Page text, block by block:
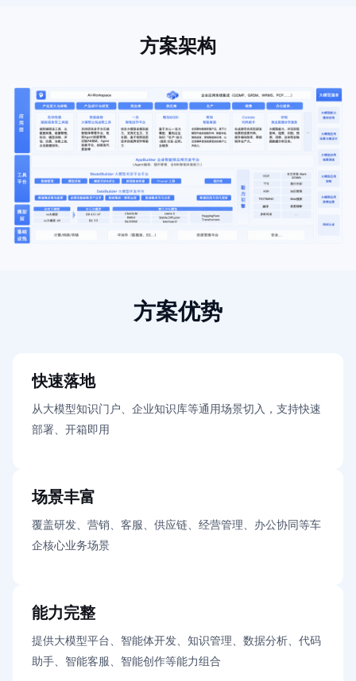
方案架构
方案优势
快速落地
从大模型知识门户、企业知识库等通用场景切入，支持快速
部署、开箱即用
场景丰富
覆盖研发、营销、客服、供应链、经营管理、办公协同等车
企核心业务场景
能力完整
提供大模型平台、智能体开发、知识管理、数据分析、代码
助手、智能客服、智能创作等能力组合